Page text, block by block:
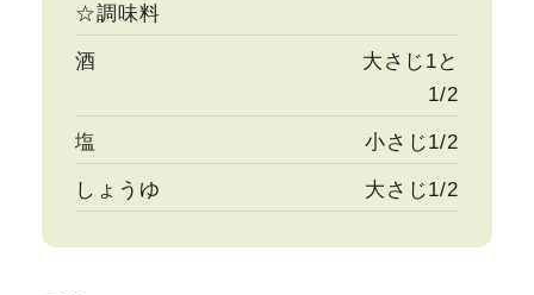
☆調味料
酒
大さじ1と
1/2
塩 小さじ1/2
しょうゆ 大さじ1/2